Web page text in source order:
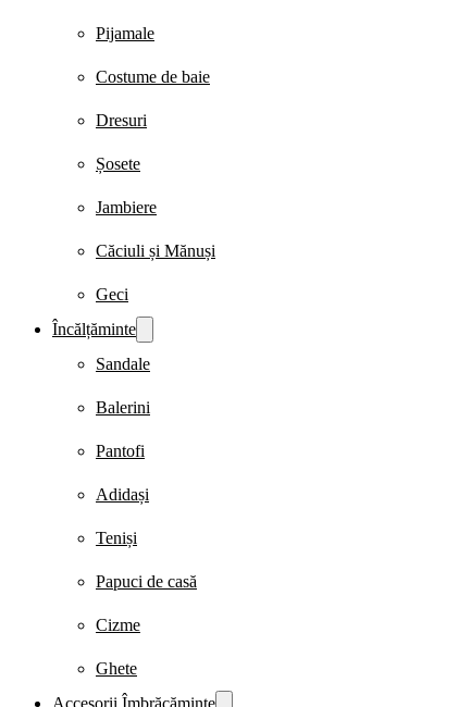
Pijamale
Costume de baie
Dresuri
Șosete
Jambiere
Căciuli și Mănuși
Geci
Încălțăminte
Sandale
Balerini
Pantofi
Adidași
Teniși
Papuci de casă
Cizme
Ghete
Accesorii Îmbrăcăminte